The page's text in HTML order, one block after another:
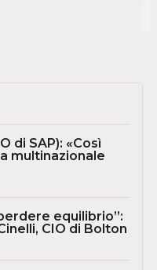
di SAP): «Così
multinazionale
equilibrio”:
CIO di Bolton